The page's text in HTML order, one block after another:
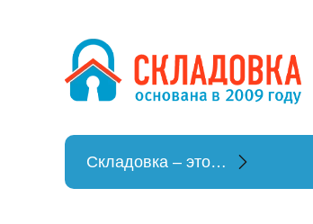
содержимому
Складовка – это…